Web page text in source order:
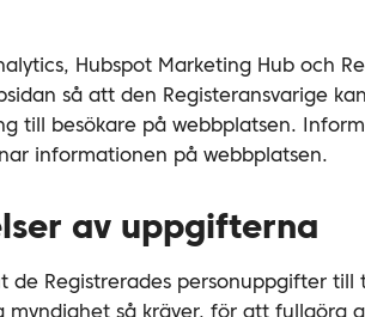
Hubspot Marketing Hub och
så att den Registeransvarige
till besökare på webbplatsen.
informationen på webbplatsen.
av uppgifterna
de Registrerades personuppgifter till